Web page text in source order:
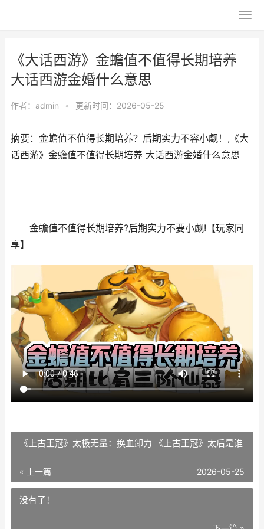
《大话西游》金蟾值不值得长期培养
大话西游金婚什么意思
作者： admin • 更新时间：2026-05-25
摘要：金蟾值不值得长期培养？后期实力不容小觑！,《大
话西游》金蟾值不值得长期培养 大话西游金婚什么意思
金蟾值不值得长期培养?后期实力不要小觑!【玩家同
享】
《上古王冠》太极无量：换血卸力 《上古王冠》太后是谁
« 上一篇 2026-05-25
没有了！